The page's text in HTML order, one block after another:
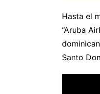
Hasta el
“Aruba
Santo